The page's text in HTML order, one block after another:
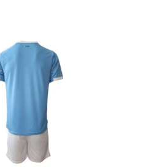
Možnosti
izberete
strani
izdelka